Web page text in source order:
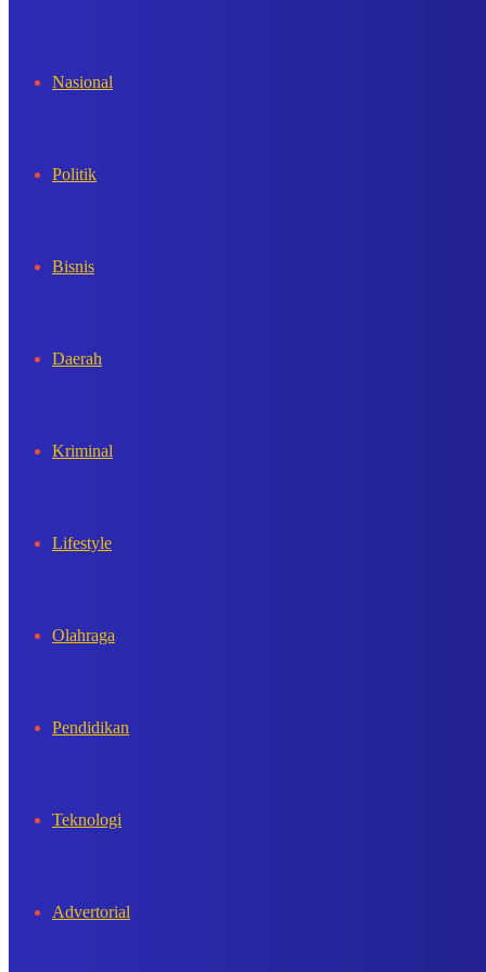
Nasional
Politik
Bisnis
Daerah
Kriminal
Lifestyle
Olahraga
Pendidikan
Teknologi
Advertorial